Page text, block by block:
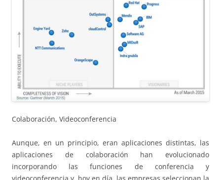
Colaboración, Videoconferencia
Aunque, en un principio, eran aplicaciones distintas, las
aplicaciones de colaboración han evolucionado
incorporando las funciones de conferencia y